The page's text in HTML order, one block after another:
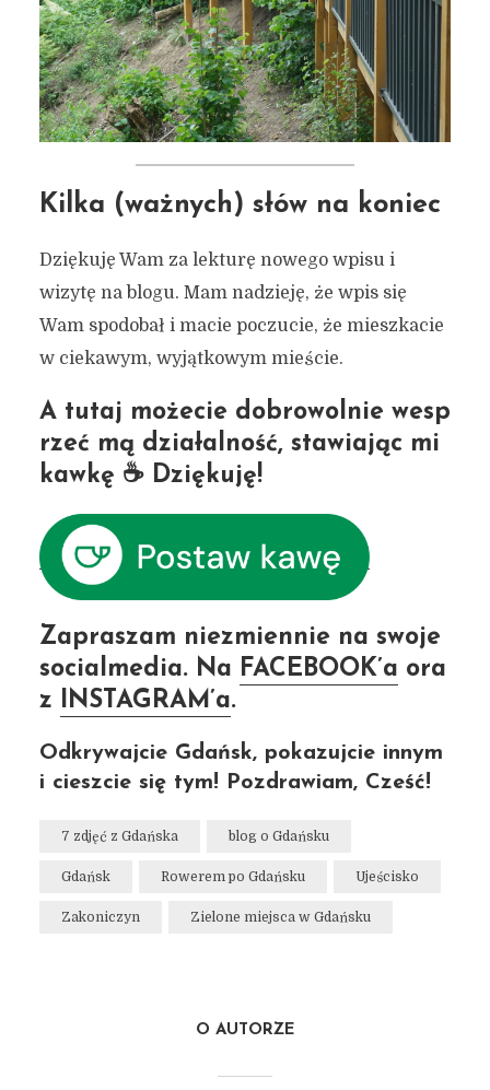
Kilka (ważnych) słów na koniec
Dziękuję Wam za lekturę nowego wpisu i
wizytę na blogu. Mam nadzieję, że wpis się
Wam spodobał i macie poczucie, że mieszkacie
w ciekawym, wyjątkowym mieście.
A tutaj możecie dobrowolnie wesp
rzeć mą działalność, stawiając mi
kawkę ☕ Dziękuję!
Zapraszam niezmiennie na swoje
socialmedia. Na FACEBOOK’a ora
z INSTAGRAM’a.
Odkrywajcie Gdańsk, pokazujcie innym
i cieszcie się tym! Pozdrawiam, Cześć!
7 zdjęć z Gdańska blog o Gdańsku
Gdańsk Rowerem po Gdańsku Ujeścisko
Zakoniczyn Zielone miejsca w Gdańsku
O AUTORZE